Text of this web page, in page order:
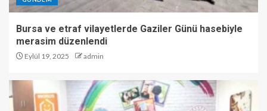
Bursa ve etraf vilayetlerde Gaziler Günü hasebiyle
merasim düzenlendi
Eylül 19, 2025 admin